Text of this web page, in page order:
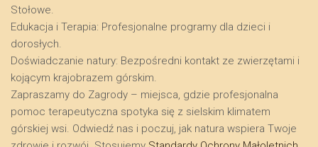
Stołowe.
​Edukacja i Terapia: Profesjonalne programy dla dzieci i
dorosłych.
​Doświadczanie natury: Bezpośredni kontakt ze zwierzętami i
kojącym krajobrazem górskim.
​Zapraszamy do Zagrody – miejsca, gdzie profesjonalna
pomoc terapeutyczna spotyka się z sielskim klimatem
górskiej wsi. Odwiedź nas i poczuj, jak natura wspiera Twoje